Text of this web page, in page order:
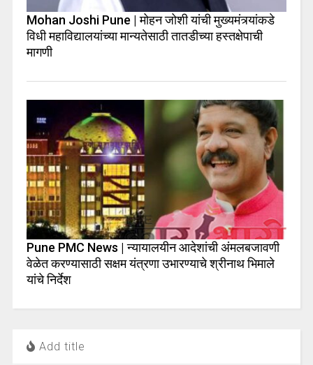
Mohan Joshi Pune | मोहन जोशी यांची मुख्यमंत्र्यांकडे
विधी महाविद्यालयांच्या मान्यतेसाठी तातडीच्या हस्तक्षेपाची
मागणी
Pune PMC News | न्यायालयीन आदेशांची अंमलबजावणी
वेळेत करण्यासाठी सक्षम यंत्रणा उभारण्याचे श्रीनाथ भिमाले
यांचे निर्देश
Add title